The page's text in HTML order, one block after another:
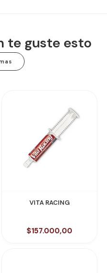
te guste esto
VITA RACING
$157.000,00